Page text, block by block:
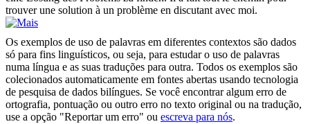
trouver une solution à un problème en discutant avec moi.
Os exemplos de uso de palavras em diferentes contextos são dados
só para fins linguísticos, ou seja, para estudar o uso de palavras
numa língua e as suas traduções para outra. Todos os exemplos são
colecionados automaticamente em fontes abertas usando tecnologia
de pesquisa de dados bilíngues. Se você encontrar algum erro de
ortografia, pontuação ou outro erro no texto original ou na tradução,
use a opção "Reportar um erro" ou escreva para nós.